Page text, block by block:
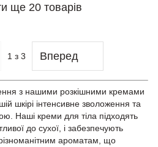
ще 20 товарів
1з 3 Вперед
з нашими розкішними кремами
шкірі інтенсивне зволоження та
Наші креми для тіла підходять
до сухої, і забезпечують
ароматам, що